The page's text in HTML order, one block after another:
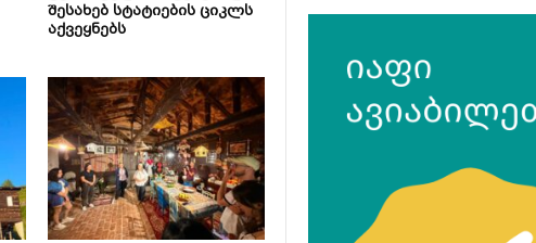
შესახებ სტატიების ციკლს
აქვეყნებს